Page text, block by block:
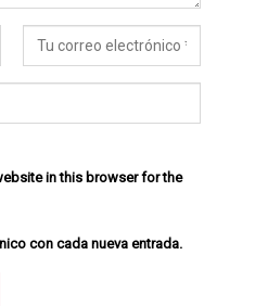
in this browser for the
con cada nueva entrada.